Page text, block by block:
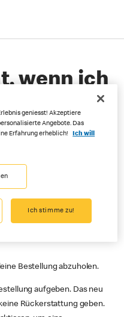
wenn ich
als das,
Bestellung abzuholen.
aufgeben. Das neu
Rückerstattung geben.
geniesst! Akzeptiere
Angebote. Das
Erfahrung erheblich!
Ich will
Ich stimme zu!